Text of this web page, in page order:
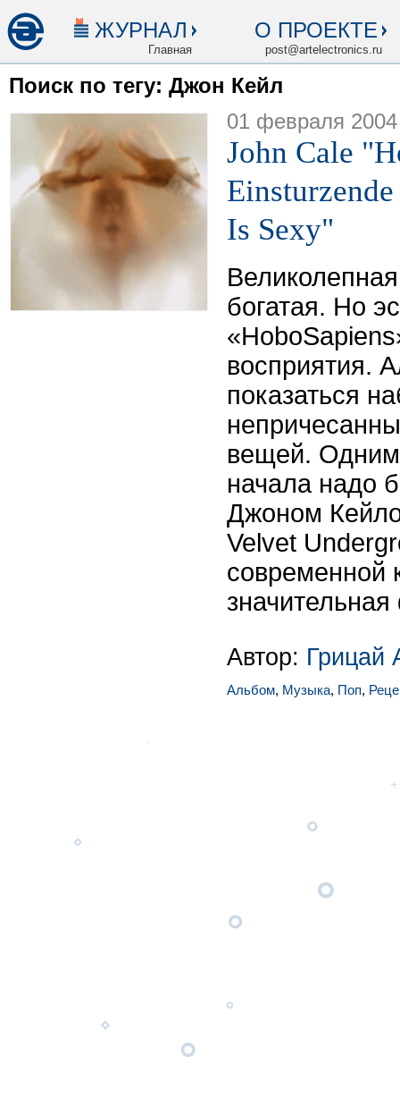
ЖУРНАЛ
Главная
О ПРОЕКТЕ
post@artelectronics.ru
Поиск по тегу: Джон Кейл
01 февраля 2004
John Cale
Is Sexy"
богатая. Но
восприятия.
показаться
вещей.
начала надо
Джоном
Velvet
современной
Автор: Грицай
Альбом, Музыка, Поп,